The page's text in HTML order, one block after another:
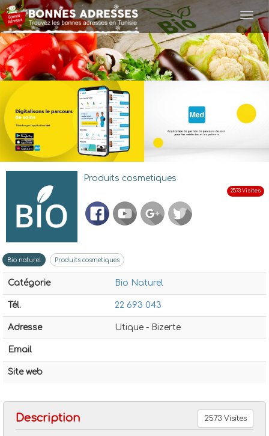
Produits cosmetiques
Bio naturel
Catégorie Bio Naturel
Tél. 22 693 043
Adresse Utique - Bizerte
Email
Site web
Description 2573 Visites